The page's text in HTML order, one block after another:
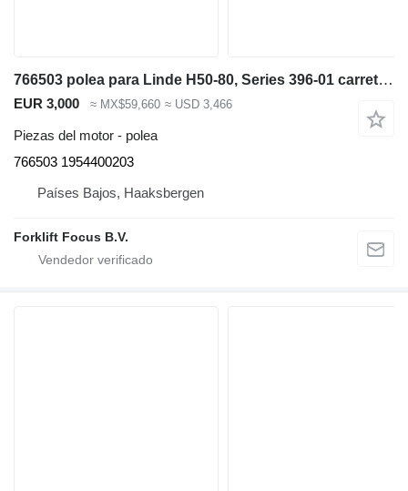
766503 polea para Linde H50-80, Series 396-01 carretilla de gas
EUR 3,000 ≈ MX$59,660 ≈ USD 3,466
Piezas del motor - polea
766503 1954400203
Países Bajos, Haaksbergen
Forklift Focus B.V.